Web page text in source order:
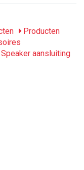
Producten
Speaker aansluiting